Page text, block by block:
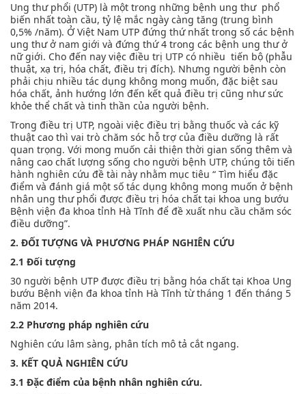
Ung thư phổi (UTP) là một trong những bệnh ung thư phổ
biến nhất toàn cầu, tỷ lệ mắc ngày càng tăng (trung bình
0,5% /năm). Ở Việt Nam UTP đứng thứ nhất trong số các bệnh
ung thư ở nam giới và đứng thứ 4 trong các bệnh ung thư ở
nữ giới. Cho đến nay việc điều trị UTP có nhiều tiến bộ (phẫu
thuật, xạ trị, hóa chất, điều trị đích). Nhưng người bệnh còn
phải chịu nhiều tác dụng không mong muốn, đặc biệt sau
hóa chất, ảnh hướng lớn đến kết quả điều trị cũng như sức
khỏe thể chất và tinh thần của người bệnh.
Trong điều trị UTP, ngoài việc điều trị bằng thuốc và các kỹ
thuật cao thì vai trò chăm sóc hỗ trợ của điều dưỡng là rất
quan trọng. Với mong muốn cải thiện thời gian sống thêm và
nâng cao chất lượng sống cho người bệnh UTP, chúng tôi tiến
hành nghiên cứu đề tài này nhằm mục tiêu “ Tìm hiểu đặc
điểm và đánh giá một số tác dụng không mong muốn ở bệnh
nhân ung thư phổi được điều trị hóa chất tại khoa ung bướu
Bệnh viện đa khoa tỉnh Hà Tĩnh để đề xuất nhu cầu chăm sóc
điều dưỡng”.
2. ĐỐI TƯỢNG VÀ PHƯƠNG PHÁP NGHIÊN CỨU
2.1 Đối tượng
30 người bệnh UTP được điều trị bằng hóa chất tại Khoa Ung
bướu Bệnh viện đa khoa tỉnh Hà Tĩnh từ tháng 1 đến tháng 5
năm 2014.
2.2 Phương pháp nghiên cứu
Nghiên cứu lâm sàng, phân tích mô tả cắt ngang.
3. KẾT QUẢ NGHIÊN CỨU
3.1 Đặc điểm của bệnh nhân nghiên cứu.